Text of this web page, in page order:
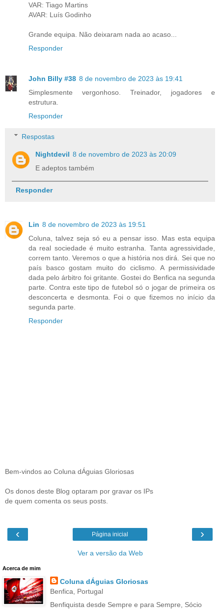
VAR: Tiago Martins
AVAR: Luís Godinho
Grande equipa. Não deixaram nada ao acaso...
Responder
John Billy #38 8 de novembro de 2023 às 19:41
Simplesmente vergonhoso. Treinador, jogadores e
estrutura.
Responder
Respostas
Nightdevil 8 de novembro de 2023 às 20:09
E adeptos também
Responder
Lin 8 de novembro de 2023 às 19:51
Coluna, talvez seja só eu a pensar isso. Mas esta equipa
da real sociedade é muito estranha. Tanta agressividade,
correm tanto. Veremos o que a história nos dirá. Sei que no
país basco gostam muito do ciclismo. A permissividade
dada pelo árbitro foi gritante. Gostei do Benfica na segunda
parte. Contra este tipo de futebol só o jogar de primeira os
desconcerta e desmonta. Foi o que fizemos no início da
segunda parte.
Responder
Bem-vindos ao Coluna dÁguias Gloriosas
Os donos deste Blog optaram por gravar os IPs
de quem comenta os seus posts.
‹ ›
Página inicial
Ver a versão da Web
Acerca de mim
Coluna dÁguias Gloriosas
Benfica, Portugal
Benfiquista desde Sempre e para Sempre, Sócio